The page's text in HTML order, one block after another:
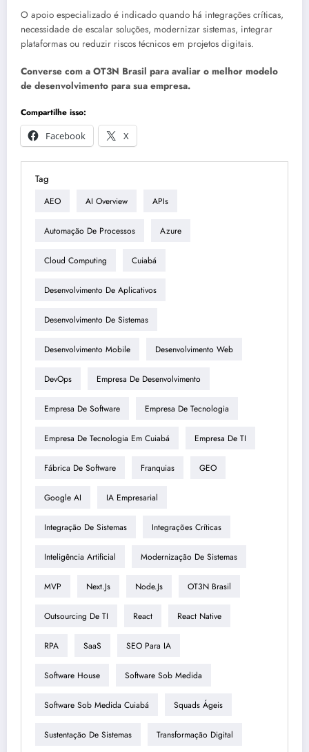
O apoio especializado é indicado quando há integrações críticas,
necessidade de escalar soluções, modernizar sistemas, integrar
plataformas ou reduzir riscos técnicos em projetos digitais.
Converse com a OT3N Brasil para avaliar o melhor modelo
de desenvolvimento para sua empresa.
Compartilhe isso:
Facebook
X
Tag
AEO AI Overview APIs
Automação De Processos Azure
Cloud Computing Cuiabá
Desenvolvimento De Aplicativos
Desenvolvimento De Sistemas
Desenvolvimento Mobile Desenvolvimento Web
DevOps Empresa De Desenvolvimento
Empresa De Software Empresa De Tecnologia
Empresa De Tecnologia Em Cuiabá Empresa De TI
Fábrica De Software Franquias GEO
Google AI IA Empresarial
Integração De Sistemas Integrações Críticas
Inteligência Artificial Modernização De Sistemas
MVP Next.js Node.js OT3N Brasil
Outsourcing De TI React React Native
RPA SaaS SEO Para IA
Software House Software Sob Medida
Software Sob Medida Cuiabá Squads Ágeis
Sustentação De Sistemas Transformação Digital